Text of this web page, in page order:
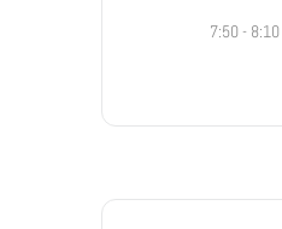
7:50 - 8:10